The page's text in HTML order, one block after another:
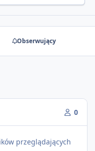
Obserwujący
0
przeglądających